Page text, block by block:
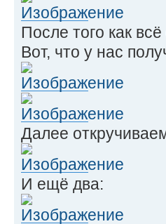
После того как
Вот, что у нас
Далее
И ещё два: